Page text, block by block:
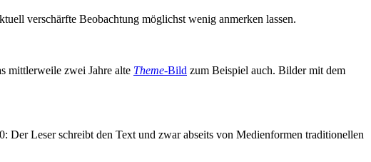
verschärfte Beobachtung möglichst wenig anmerken lassen.
mittlerweile zwei Jahre alte Theme-Bild zum Beispiel auch. Bilder mit dem
Der Leser schreibt den Text und zwar abseits von Medienformen traditionellen